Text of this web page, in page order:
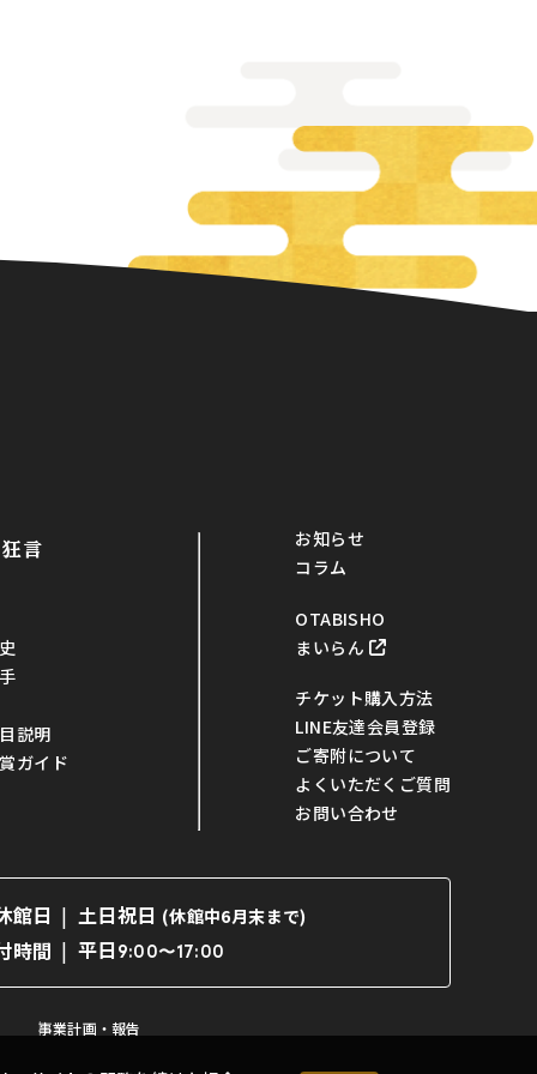
狂言
説明
ガイド
お知らせ
コラム
OTABISHO
まいらん
チケット購入方法
LINE友達会員登録
ご寄附について
よくいただくご質問
お問い合わせ
館日 土日祝日 (休館中6月末まで)
時間 平日 9:00〜17:00
事業計画・報告